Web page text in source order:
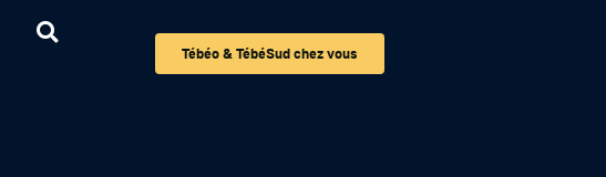
Tébéo & TébéSud chez vous